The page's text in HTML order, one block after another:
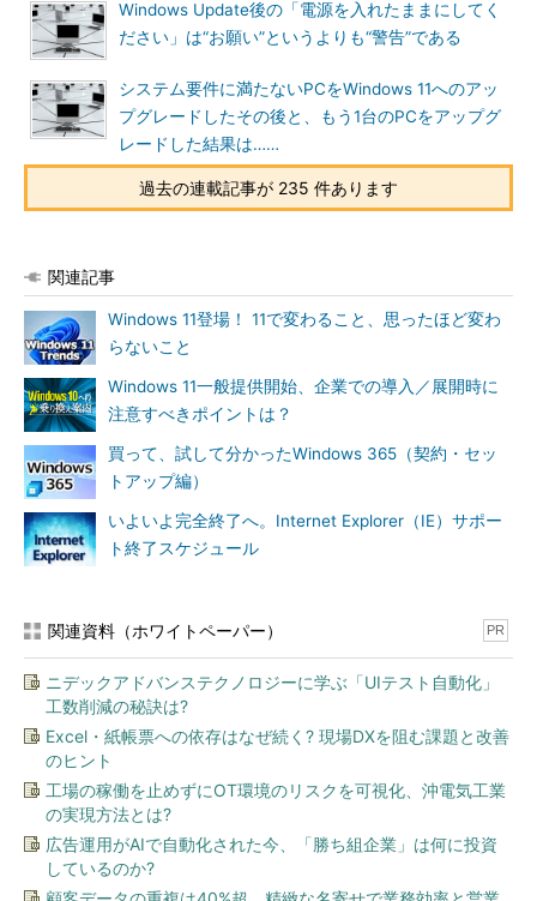
Windows Update後の「電源を入れたままにしてく
ださい」は“お願い”というよりも“警告”である
システム要件に満たないPCをWindows 11へのアッ
プグレードしたその後と、もう1台のPCをアップグ
レードした結果は……
過去の連載記事が 235 件あります
関連記事
Windows 11登場！ 11で変わること、思ったほど変わ
らないこと
Windows 11一般提供開始、企業での導入／展開時に
注意すべきポイントは？
買って、試して分かったWindows 365（契約・セッ
トアップ編）
いよいよ完全終了へ。Internet Explorer（IE）サポー
ト終了スケジュール
関連資料（ホワイトペーパー） PR
ニデックアドバンステクノロジーに学ぶ「UIテスト自動化」
工数削減の秘訣は?
Excel・紙帳票への依存はなぜ続く? 現場DXを阻む課題と改善
のヒント
工場の稼働を止めずにOT環境のリスクを可視化、沖電気工業
の実現方法とは?
広告運用がAIで自動化された今、「勝ち組企業」は何に投資
しているのか?